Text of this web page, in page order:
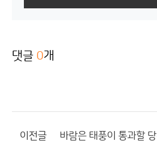
댓글 0개
이전글 바람은 태풍이 통과할